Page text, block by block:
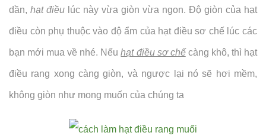
dần, hạt điều lúc này vừa giòn vừa ngon. Độ giòn của hạt
điều còn phụ thuộc vào độ ẩm của hạt điều sơ chế lúc các
bạn mới mua về nhé. Nếuhạt điều sơ chếcàng khô, thì hạt
điều rang xong càng giòn, và ngược lại nó sẽ hơi mềm,
không giòn như mong muốn của chúng ta